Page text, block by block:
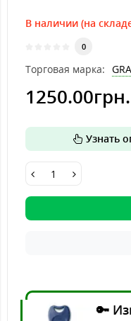
В наличии (на
0
Торговая марка:
1250.00грн.
Узнать
🔑